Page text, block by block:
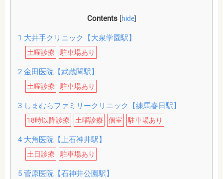
Contents [hide]
1 大井手クリニック【大泉学園駅】
土曜診療 駐車場あり
2金田医院【武蔵関駅】
土曜診療 駐車場あり
3しまむらファミリークリニック【練馬春日駅】
18時以降診療 土曜診療 個室 駐車場あり
4大角医院【上石神井駅】
土日診療 駐車場あり
5菅原医院【石神井公園駅】